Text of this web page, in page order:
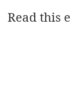
Read this